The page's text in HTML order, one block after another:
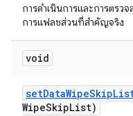
การดำเนินการและการตร
การแฟลชส่วนที่สำคัญจริง
void
setDataWipeSkip
WipeSkipList)